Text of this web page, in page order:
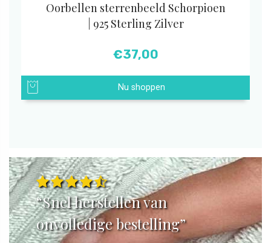
Oorbellen sterrenbeeld Schorpioen
| 925 Sterling Zilver
€37,00
Nu shoppen
“Snel herstellen van
onvolledige bestelling”